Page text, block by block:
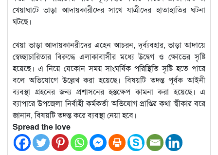
খেয়াঘাটে ভাড়া আদায়কারীদের সাথে যাত্রীদের হাতাহাতির ঘটনা
ঘটছে।
খেয়া ভাড়া আদায়কানরীদের এহেন আচরন, দূর্ব্যবহার, ভাড়া আদায়ে
স্বেচ্ছাচারিতার বিরুদ্ধে এলাকাবাসীর মধ্যে উদ্বেগ ও ক্ষোভের সৃষ্টি
হয়েছে। এ নিয়ে যেকোন সময় সাংঘর্ষিক পরিস্থিতি সৃষ্টি হতে পারে
বলে অভিযোগে উল্লেখ করা হয়েছে। বিষয়টি তদন্ত পূর্বক আইনী
ব্যবস্থা গ্রহনের জন্য প্রশাসনের হস্তক্ষেপ কামনা করা হয়েছে। এ
ব্যাপারে উপজেলা নির্বাহী কর্মকর্তা অভিযোগ প্রাপ্তির কথা স্বীকার বরে
জানান, বিষয়টি তদন্ত করে ব্যবস্থা নেয়া হবে।
Spread the love